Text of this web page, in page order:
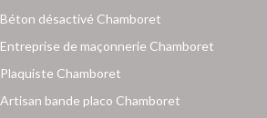
Béton désactivé Chamboret
Entreprise de maçonnerie Chamboret
Plaquiste Chamboret
Artisan bande placo Chamboret